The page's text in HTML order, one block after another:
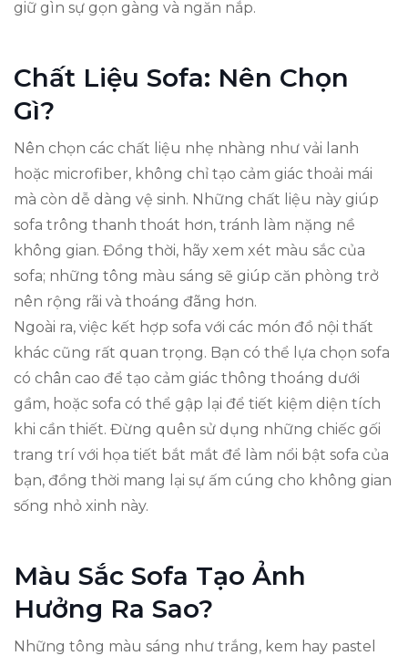
giữ gìn sự gọn gàng và ngăn nắp.
Chất Liệu Sofa: Nên Chọn
Gì?
Nên chọn các chất liệu nhẹ nhàng như vải lanh
hoặc microfiber, không chỉ tạo cảm giác thoải mái
mà còn dễ dàng vệ sinh. Những chất liệu này giúp
sofa trông thanh thoát hơn, tránh làm nặng nề
không gian. Đồng thời, hãy xem xét màu sắc của
sofa; những tông màu sáng sẽ giúp căn phòng trở
nên rộng rãi và thoáng đãng hơn.
Ngoài ra, việc kết hợp sofa với các món đồ nội thất
khác cũng rất quan trọng. Bạn có thể lựa chọn sofa
có chân cao để tạo cảm giác thông thoáng dưới
gầm, hoặc sofa có thể gập lại để tiết kiệm diện tích
khi cần thiết. Đừng quên sử dụng những chiếc gối
trang trí với họa tiết bắt mắt để làm nổi bật sofa của
bạn, đồng thời mang lại sự ấm cúng cho không gian
sống nhỏ xinh này.
Màu Sắc Sofa Tạo Ảnh
Hưởng Ra Sao?
Những tông màu sáng như trắng, kem hay pastel